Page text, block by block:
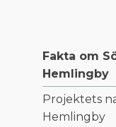
Fakta om
Hemlingby
Projektets
Hemlingby